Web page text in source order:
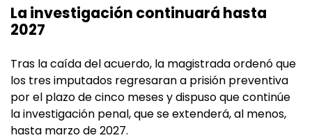
La investigación continuará hasta
2027
Tras la caída del acuerdo, la magistrada ordenó que
los tres imputados regresaran a prisión preventiva
por el plazo de cinco meses y dispuso que continúe
la investigación penal, que se extenderá, al menos,
hasta marzo de 2027.